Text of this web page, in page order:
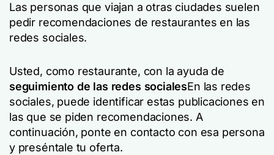
Las personas que viajan a otras ciudades suelen
pedir recomendaciones de restaurantes en las
redes sociales.
Usted, como restaurante, con la ayuda de
seguimiento de las redes socialesEn las redes
sociales, puede identificar estas publicaciones en
las que se piden recomendaciones. A
continuación, ponte en contacto con esa persona
y preséntale tu oferta.